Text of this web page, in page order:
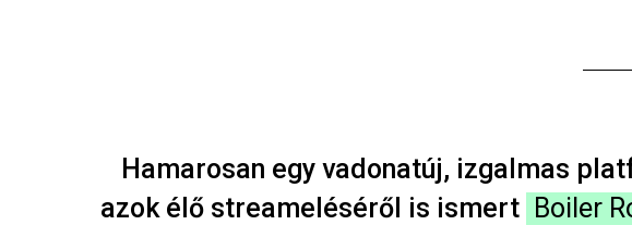
Hamarosan egy vadonatúj, izgalmas
azok élő streameléséről is ismert Boiler